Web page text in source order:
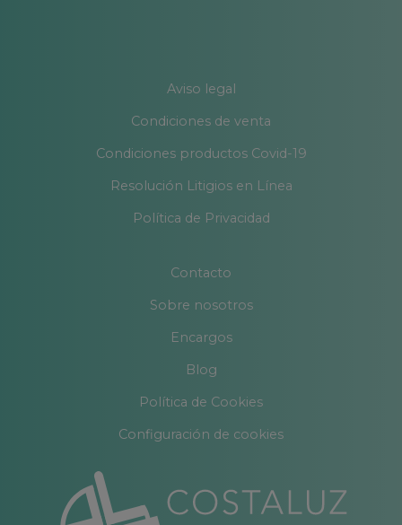
Aviso legal
Condiciones de venta
Condiciones productos Covid-19
Resolución Litigios en Línea
Política de Privacidad
Contacto
Sobre nosotros
Encargos
Blog
Política de Cookies
Configuración de cookies